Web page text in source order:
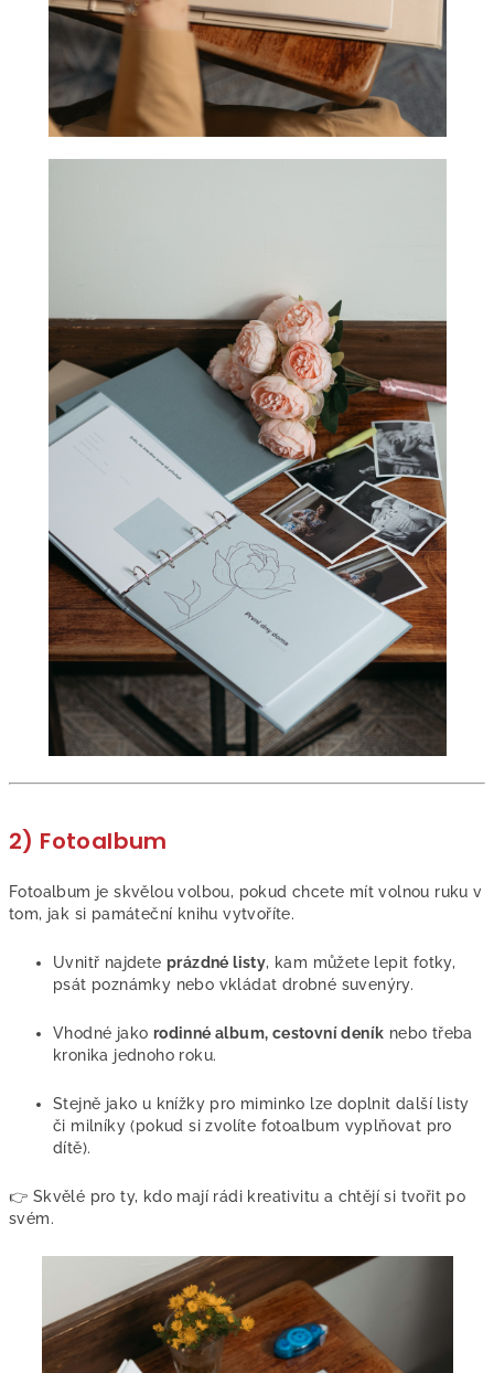
2) Fotoalbum
Fotoalbum je skvělou volbou, pokud chcete mít volnou ruku v
tom, jak si památeční knihu vytvoříte.
Uvnitř najdete prázdné listy, kam můžete lepit fotky,
psát poznámky nebo vkládat drobné suvenýry.
Vhodné jako rodinné album, cestovní deník nebo třeba
kronika jednoho roku.
Stejně jako u knížky pro miminko lze doplnit další listy
či milníky (pokud si zvolíte fotoalbum vyplňovat pro
dítě).
👉 Skvělé pro ty, kdo mají rádi kreativitu a chtějí si tvořit po
svém.